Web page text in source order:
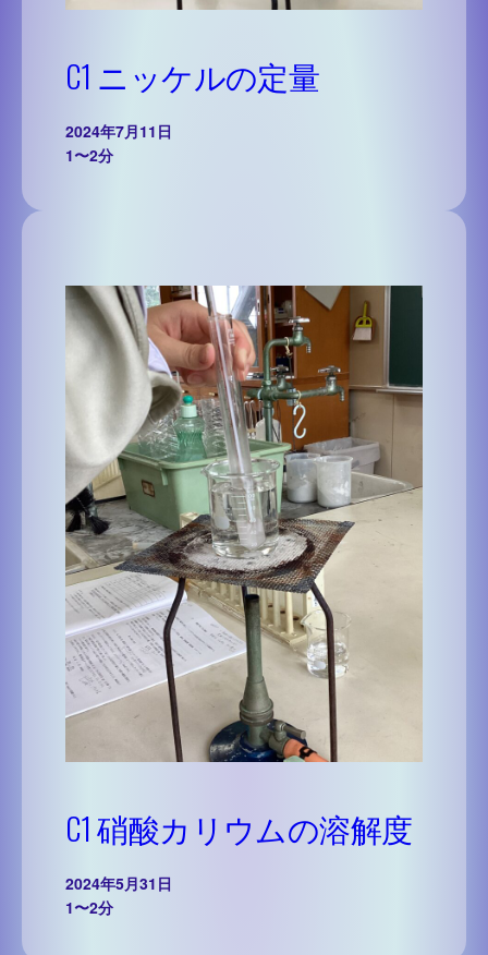
C1 ニッケルの定量
2024年7月11日
1〜2分
C1 硝酸カリウムの溶解度
2024年5月31日
1〜2分